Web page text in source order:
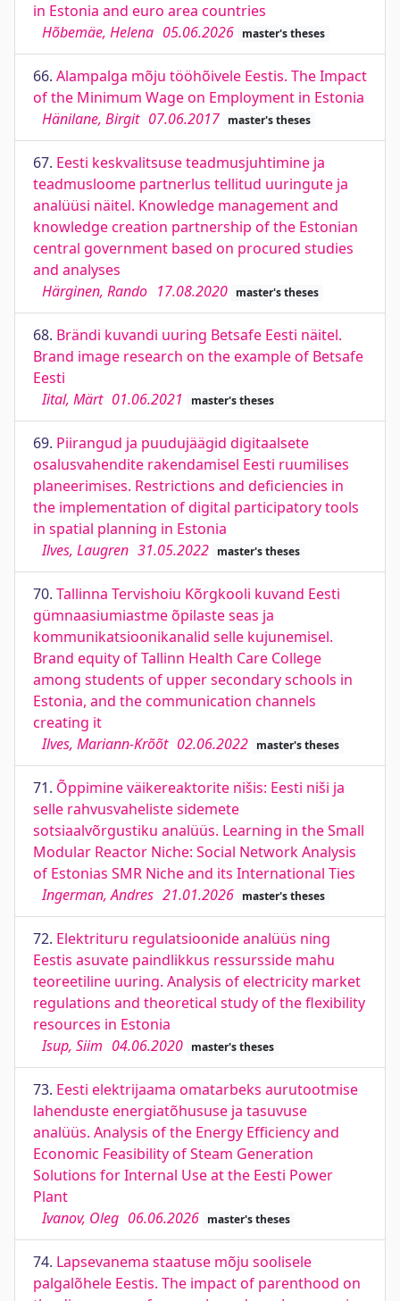
in Estonia and euro area countries
Hõbemäe, Helena 05.06.2026 master's theses
66. Alampalga mõju tööhõivele Eestis. The Impact
of the Minimum Wage on Employment in Estonia
Hänilane, Birgit 07.06.2017 master's theses
67. Eesti keskvalitsuse teadmusjuhtimine ja
teadmusloome partnerlus tellitud uuringute ja
analüüsi näitel. Knowledge management and
knowledge creation partnership of the Estonian
central government based on procured studies
and analyses
Härginen, Rando 17.08.2020 master's theses
68. Brändi kuvandi uuring Betsafe Eesti näitel.
Brand image research on the example of Betsafe
Eesti
Iital, Märt 01.06.2021 master's theses
69. Piirangud ja puudujäägid digitaalsete
osalusvahendite rakendamisel Eesti ruumilises
planeerimises. Restrictions and deficiencies in
the implementation of digital participatory tools
in spatial planning in Estonia
Ilves, Laugren 31.05.2022 master's theses
70. Tallinna Tervishoiu Kõrgkooli kuvand Eesti
gümnaasiumiastme õpilaste seas ja
kommunikatsioonikanalid selle kujunemisel.
Brand equity of Tallinn Health Care College
among students of upper secondary schools in
Estonia, and the communication channels
creating it
Ilves, Mariann-Krõõt 02.06.2022 master's theses
71. Õppimine väikereaktorite nišis: Eesti niši ja
selle rahvusvaheliste sidemete
sotsiaalvõrgustiku analüüs. Learning in the Small
Modular Reactor Niche: Social Network Analysis
of Estonias SMR Niche and its International Ties
Ingerman, Andres 21.01.2026 master's theses
72. Elektrituru regulatsioonide analüüs ning
Eestis asuvate paindlikkus ressursside mahu
teoreetiline uuring. Analysis of electricity market
regulations and theoretical study of the flexibility
resources in Estonia
Isup, Siim 04.06.2020 master's theses
73. Eesti elektrijaama omatarbeks aurutootmise
lahenduste energiatõhususe ja tasuvuse
analüüs. Analysis of the Energy Efficienсy and
Economic Feasibility of Steam Generation
Solutions for Internal Use at the Eesti Power
Plant
Ivanov, Oleg 06.06.2026 master's theses
74. Lapsevanema staatuse mõju soolisele
palgalõhele Eestis. The impact of parenthood on